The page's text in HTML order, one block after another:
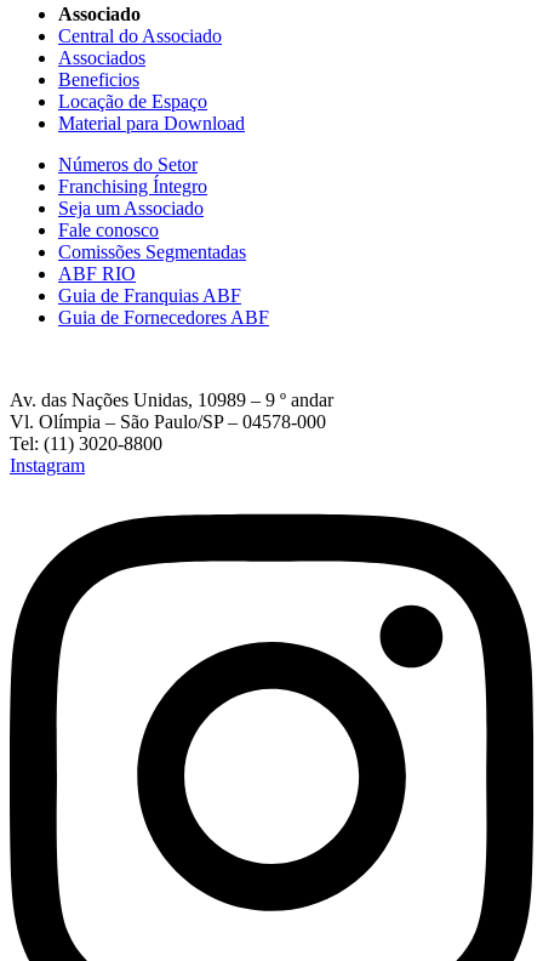
Associado
Central do Associado
Associados
Beneficios
Locação de Espaço
Material para Download
Números do Setor
Franchising Íntegro
Seja um Associado
Fale conosco
Comissões Segmentadas
ABF RIO
Guia de Franquias ABF
Guia de Fornecedores ABF
Av. das Nações Unidas, 10989 – 9 º andar
Vl. Olímpia – São Paulo/SP – 04578-000
Tel: (11) 3020-8800
Instagram